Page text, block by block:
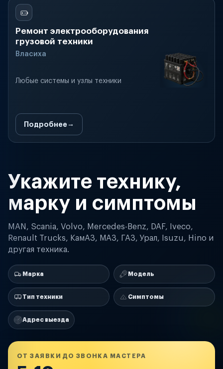
Ремонт электрооборудования
грузовой техники
Власиха
Любые системы и узлы техники
Подробнее
Укажите технику,
марку и симптомы
MAN, Scania, Volvo, Mercedes-Benz, DAF, Iveco,
Renault Trucks, КамАЗ, МАЗ, ГАЗ, Урал, Isuzu, Hino и
другая техника.
Марка Модель
Тип техники Симптомы
Адрес выезда
ОТ ЗАЯВКИ ДО ЗВОНКА МАСТЕРА